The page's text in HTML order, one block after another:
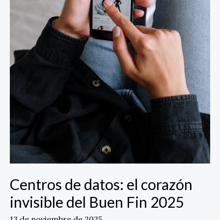
Centros de datos: el corazón
invisible del Buen Fin 2025